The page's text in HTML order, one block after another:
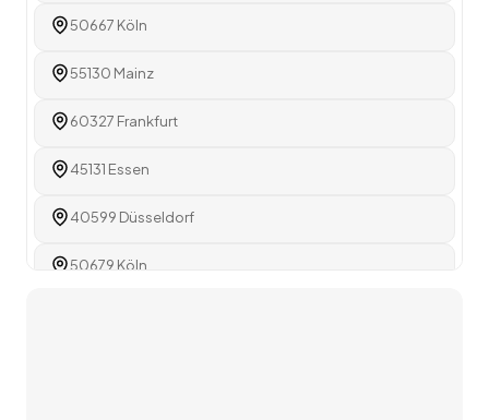
50667 Köln
55130 Mainz
60327 Frankfurt
45131 Essen
40599 Düsseldorf
50679 Köln